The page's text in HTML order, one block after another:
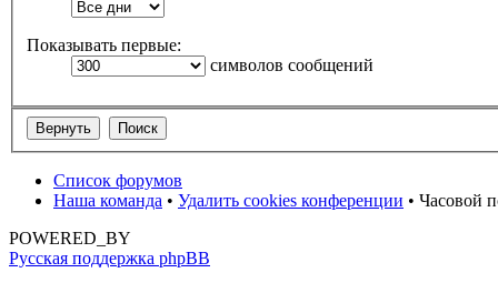
Показывать первые:
символов сообщений
Список форумов
Наша команда • Удалить cookies конференции • Часовой
POWERED_BY
Русская поддержка phpBB